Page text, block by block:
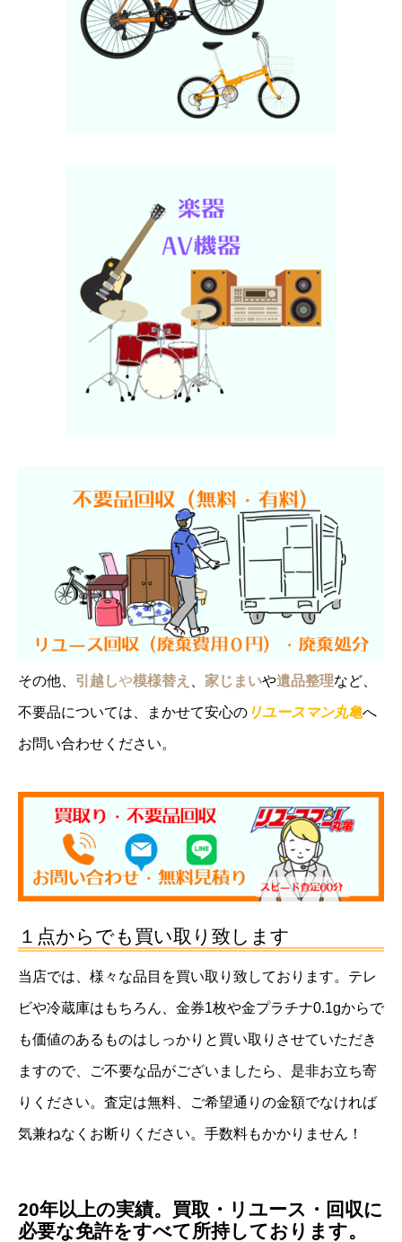
その他、 引越しや模様替え 家じまいや遺品整理など、
不要品については、まかせて安心の リユースマン丸亀へ
お問い合わせください。
１点からでも買い取り致します
当店では、様々な品目を買い取り致しております。テレ
ビや冷蔵庫はもちろん、金券1枚や金プラチナ0.1gからで
も価値のあるものはしっかりと買い取りさせていただき
ますので、ご不要な品がございましたら、是非お立ち寄
りください。査定は無料、ご希望通りの金額でなければ
気兼ねなくお断りください。手数料もかかりません！
20年以上の実績。買取・リユース・回収に
必要な免許をすべて所持しております。